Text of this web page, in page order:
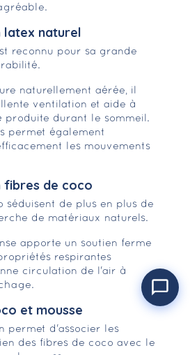
latex naturel
reconnu pour sa grande
naturellement aérée, il
ventilation et aide à
produite durant le sommeil.
permet également
les mouvements
fibres de coco
séduisent de plus en plus de
de matériaux naturels.
apporte un soutien ferme
respirantes
circulation de l'air à
et mousse
permet d'associer les
des fibres de coco avec le